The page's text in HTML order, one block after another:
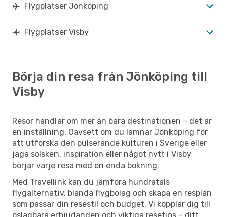
Flygplatser Jönköping
Flygplatser Visby
Börja din resa från Jönköping till
Visby
Resor handlar om mer än bara destinationen – det är
en inställning. Oavsett om du lämnar Jönköping för
att utforska den pulserande kulturen i Sverige eller
jaga solsken, inspiration eller något nytt i Visby
börjar varje resa med en enda bokning.
Med Travellink kan du jämföra hundratals
flygalternativ, blanda flygbolag och skapa en resplan
som passar din resestil och budget. Vi kopplar dig till